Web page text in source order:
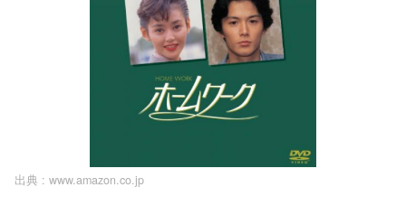
出典 : www.amazon.co.jp